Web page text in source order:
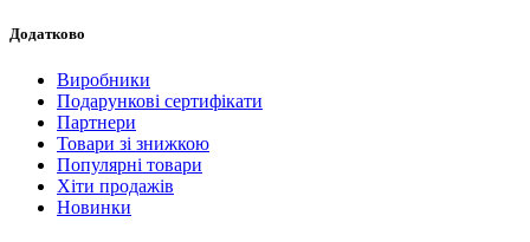
Додатково
Виробники
Подарункові сертифікати
Партнери
Товари зі знижкою
Популярні товари
Хіти продажів
Новинки